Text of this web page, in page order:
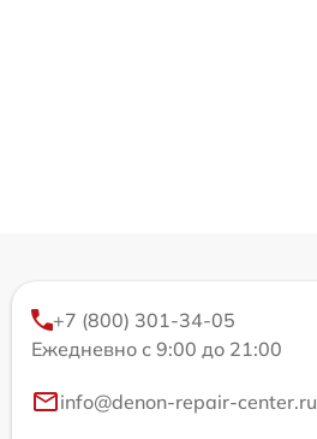
+7 (800) 301-34-05
Ежедневно с 9:00 до 21:00
info@denon-repair-center.ru